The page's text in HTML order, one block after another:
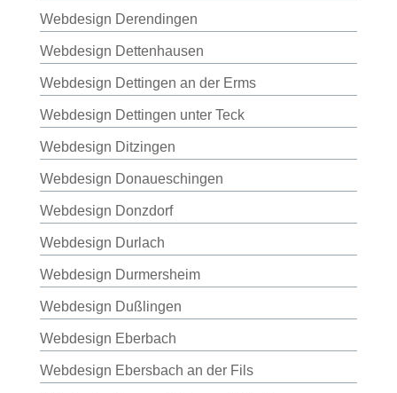
Webdesign Derendingen
Webdesign Dettenhausen
Webdesign Dettingen an der Erms
Webdesign Dettingen unter Teck
Webdesign Ditzingen
Webdesign Donaueschingen
Webdesign Donzdorf
Webdesign Durlach
Webdesign Durmersheim
Webdesign Dußlingen
Webdesign Eberbach
Webdesign Ebersbach an der Fils